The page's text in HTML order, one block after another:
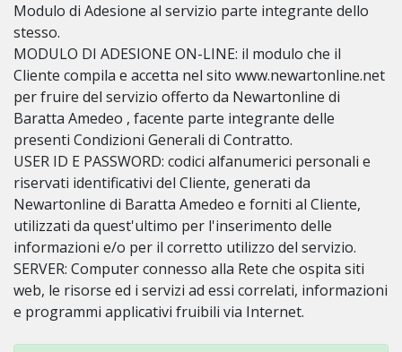
Modulo di Adesione al servizio parte integrante dello
stesso.
MODULO DI ADESIONE ON-LINE: il modulo che il
Cliente compila e accetta nel sito www.newartonline.net
per fruire del servizio offerto da Newartonline di
Baratta Amedeo , facente parte integrante delle
presenti Condizioni Generali di Contratto.
USER ID E PASSWORD: codici alfanumerici personali e
riservati identificativi del Cliente, generati da
Newartonline di Baratta Amedeo e forniti al Cliente,
utilizzati da quest'ultimo per l'inserimento delle
informazioni e/o per il corretto utilizzo del servizio.
SERVER: Computer connesso alla Rete che ospita siti
web, le risorse ed i servizi ad essi correlati, informazioni
e programmi applicativi fruibili via Internet.